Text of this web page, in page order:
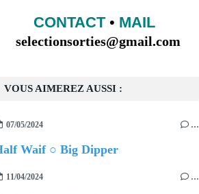
VOUS AIMEREZ AUSSI :
07/05/2024 …
Waif ○ Big Dipper
11/04/2024 …
CONTACT• MAIL
selectionsorties@gmail.com